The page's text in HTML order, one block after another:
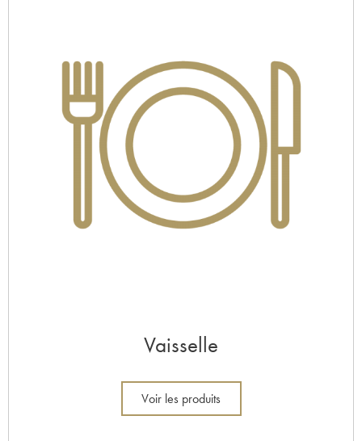
Vaisselle
Voir les produits